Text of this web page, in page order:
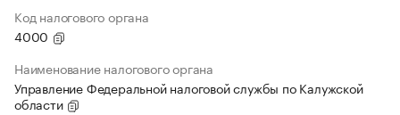
Код налогового органа
4000
Наименование налогового органа
Управление Федеральной налоговой службы по Калужской
области